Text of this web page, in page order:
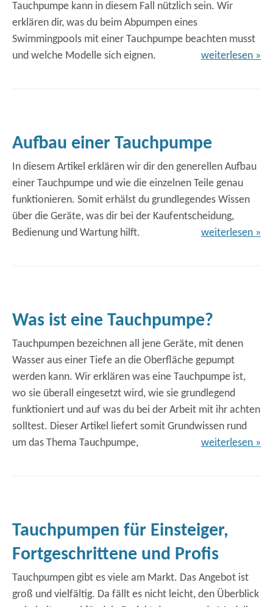
Tauchpumpe kann in diesem Fall nützlich sein. Wir
erklären dir, was du beim Abpumpen eines
Swimmingpools mit einer Tauchpumpe beachten musst
und welche Modelle sich eignen.
weiterlesen »
Aufbau einer Tauchpumpe
In diesem Artikel erklären wir dir den generellen Aufbau
einer Tauchpumpe und wie die einzelnen Teile genau
funktionieren. Somit erhälst du grundlegendes Wissen
über die Geräte, was dir bei der Kaufentscheidung,
Bedienung und Wartung hilft.
weiterlesen »
Was ist eine Tauchpumpe?
Tauchpumpen bezeichnen all jene Geräte, mit denen
Wasser aus einer Tiefe an die Oberfläche gepumpt
werden kann. Wir erklären was eine Tauchpumpe ist,
wo sie überall eingesetzt wird, wie sie grundlegend
funktioniert und auf was du bei der Arbeit mit ihr achten
solltest. Dieser Artikel liefert somit Grundwissen rund
um das Thema Tauchpumpe,
weiterlesen »
Tauchpumpen für Einsteiger,
Fortgeschrittene und Profis
Tauchpumpen gibt es viele am Markt. Das Angebot ist
groß und vielfältig. Da fällt es nicht leicht, den Überblick